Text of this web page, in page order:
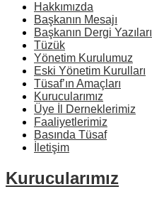
Hakkımızda
Başkanın Mesajı
Başkanın Dergi Yazıları
Tüzük
Yönetim Kurulumuz
Eski Yönetim Kurulları
Tüsaf’ın Amaçları
Kurucularımız
Üye İl Derneklerimiz
Faaliyetlerimiz
Basında Tüsaf
İletişim
Kurucularımız